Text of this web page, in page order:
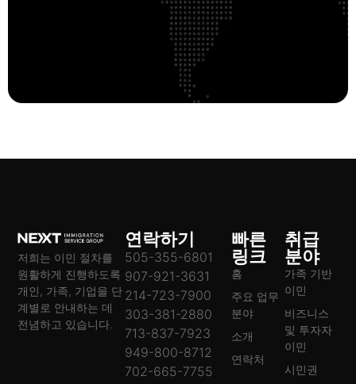
저희는 이민 절차를
원활하게 진행하도록
개인, 가족, 기업을 단
계별로 안내하는 데
전념하고 있습니다.
빠른
링크
홈
주요 업무
분야
소개
연락처
취급
분야
가족 기반
이민
비즈니스
및 투자자
이민
시민권
연락하기
505-355-6801
907-921-3631
214-723-7900
303-381-2880
713-837-7923
949-800-8712
702-665-7755